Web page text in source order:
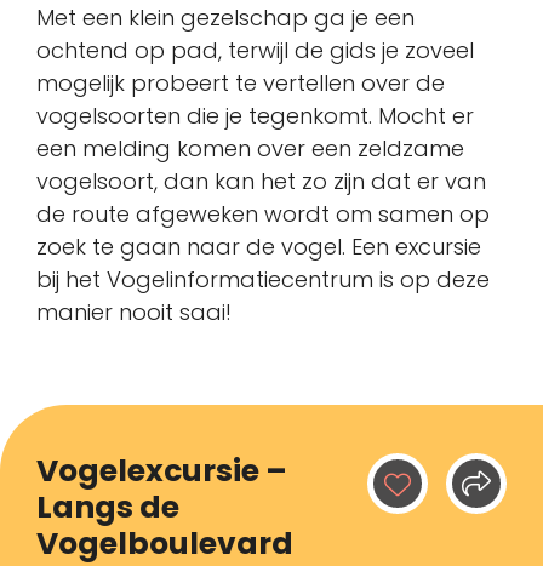
Vogelexcursie –
Langs de
Vogelboulevard
Met een klein gezelschap ga je een
ochtend op pad, terwijl de gids je zoveel
mogelijk probeert te vertellen over de
vogelsoorten die je tegenkomt. Mocht er
een melding komen over een zeldzame
vogelsoort, dan kan het zo zijn dat er van
de route afgeweken wordt om samen op
zoek te gaan naar de vogel. Een excursie
bij het Vogelinformatiecentrum is op deze
manier nooit saai!